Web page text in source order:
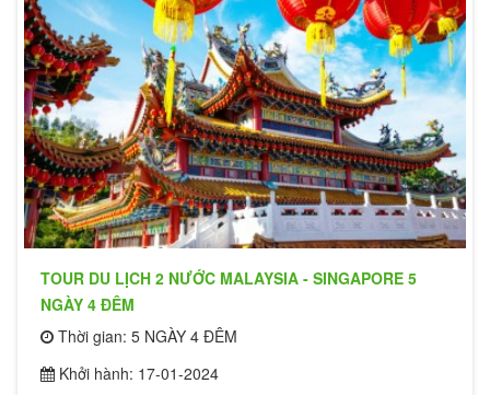
TOUR DU LỊCH 2 NƯỚC MALAYSIA - SINGAPORE 5
NGÀY 4 ĐÊM
Thời gian: 5 NGÀY 4 ĐÊM
Khởi hành: 17-01-2024